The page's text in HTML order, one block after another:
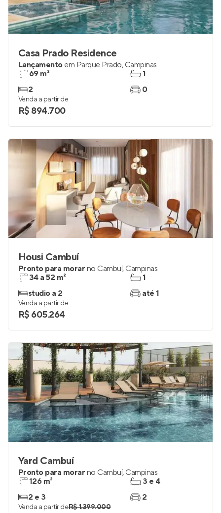
Casa Prado Residence
Lançamento em Parque Prado, Campinas
69 m²
2
1
0
Venda a partir de
R$ 894.700
Housi Cambuí
Pronto para morar no Cambuí, Campinas
34 a 52 m²
studio a 2
1
até 1
Venda a partir de
R$ 605.264
Yard Cambuí
Pronto para morar no Cambuí, Campinas
126 m²
2 e 3
3 e 4
2
Venda a partir deR$ 1.399.000